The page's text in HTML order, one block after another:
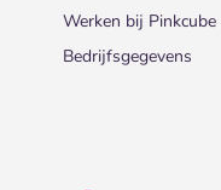
Werken bij Pinkcube
Bedrijfsgegevens